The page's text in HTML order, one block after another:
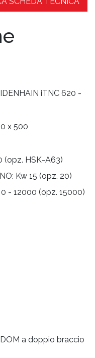
iTNC 620 -
x 500
(opz. HSK-A63)
Kw 15 (opz. 20)
0 - 12000 (opz. 15000)
a doppio braccio